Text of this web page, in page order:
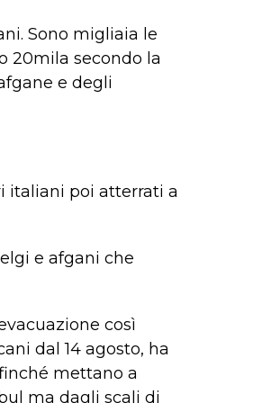
Sono migliaia le
20mila secondo la
e degli
italiani poi atterrati a
e afgani che
così
dal 14 agosto, ha
mettano a
ma dagli scali di